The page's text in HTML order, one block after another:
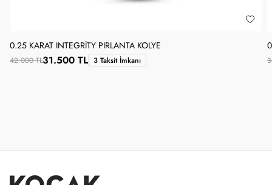
0.25 KARAT INTEGRITY PIRLANTA KOLYE
42.000 TL31.500 TL 3 Taksit İmkanı